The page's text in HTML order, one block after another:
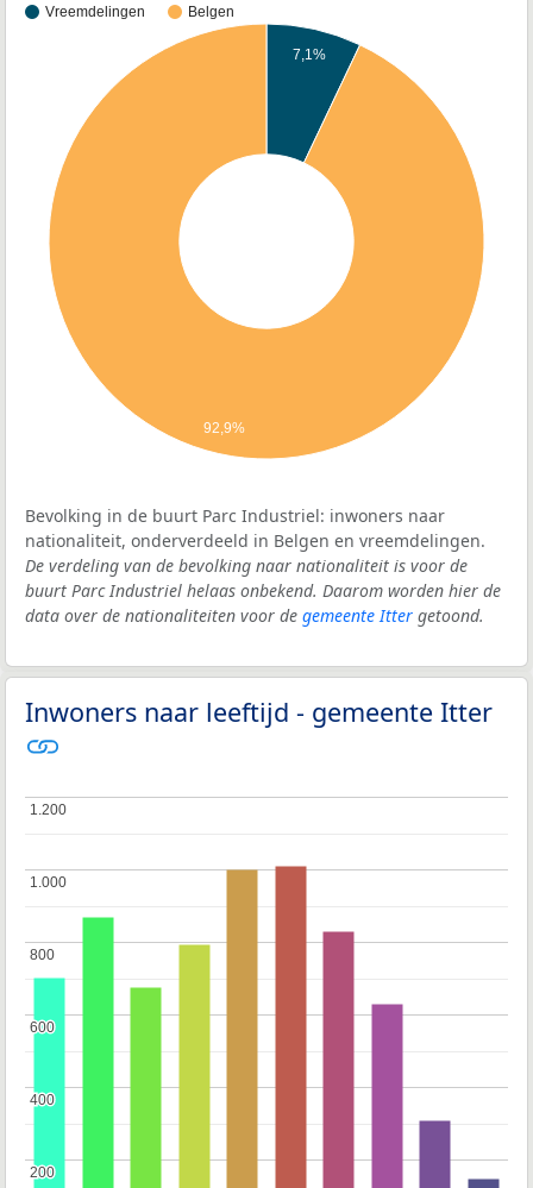
Vreemdelingen Belgen
7,1%
92,9%
Bevolking in de buurt Parc Industriel: inwoners naar
nationaliteit, onderverdeeld in Belgen en vreemdelingen.
De verdeling van de bevolking naar nationaliteit is voor de
buurt Parc Industriel helaas onbekend. Daarom worden hier de
data over de nationaliteiten voor de gemeente Itter getoond.
Inwoners naar leeftijd - gemeente Itter
200
200
400
400
600
600
800
800
1.000
1.000
1.200
1.200